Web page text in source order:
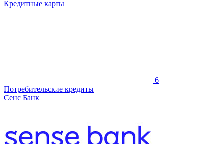
Кредитные карты
6
Потребительские кредиты
Сенс Банк